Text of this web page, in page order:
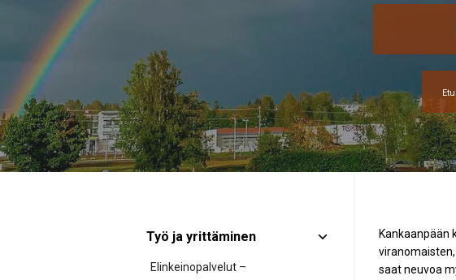
Kankaanpään
saat neuvoa
Työ ja yrittäminen
Elinkeinopalvelut –